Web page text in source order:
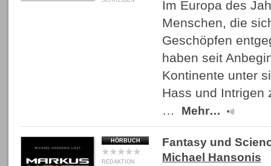
Im Europa des
Menschen, die
Geschöpfen
haben seit
Kontinente unter
Hass und Intrigen
…
Mehr…
HÖRBUCH
REDAKTION
Fantasy und
Michael Hansonis